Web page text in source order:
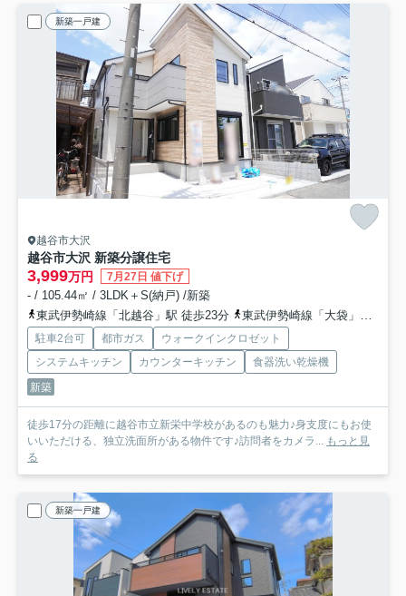
新築一戸建
越谷市大沢
越谷市大沢 新築分譲住宅
3,999万円 7月27日 値下げ
- / 105.44㎡ / 3LDK＋S(納戸) /新築
東武伊勢崎線「北越谷」駅 徒歩23分
東武伊勢崎線「大袋」駅 徒歩23分
駐車2台可 都市ガス
ウォークインクロゼット
システムキッチン
カウンターキッチン
食器洗い乾燥機
新築
徒歩17分の距離に越谷市立新栄中学校があるのも魅力♪身支度にもお使
いいただける、独立洗面所がある物件です♪訪問者をカメラ...
もっと見
る
新築一戸建